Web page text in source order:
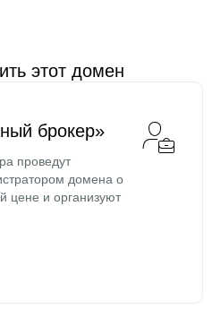
этот домен
брокер»
проведут
домена о
цене и организуют